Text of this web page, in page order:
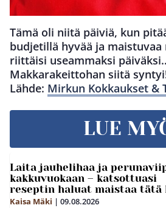
Tämä oli niitä päiviä, kun
budjetillä hyvää ja maistuvaa
riittäisi useammaksi
Makkarakeittohan siitä
Lähde: Mirkun Kokkaukset &
LUE
Laita jauhelihaa ja
kakkuvuokaan – katsottuasi
reseptin haluat maistaa tätä
Kaisa Mäki | 09.08.2026